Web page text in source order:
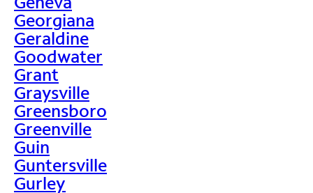
Georgiana
Geraldine
Goodwater
Grant
Graysville
Greensboro
Greenville
Guin
Guntersville
Gurley